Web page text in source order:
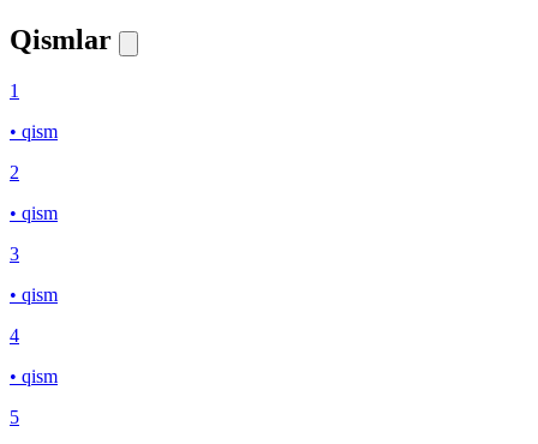
Qismlar
1
• qism
2
• qism
3
• qism
4
• qism
5